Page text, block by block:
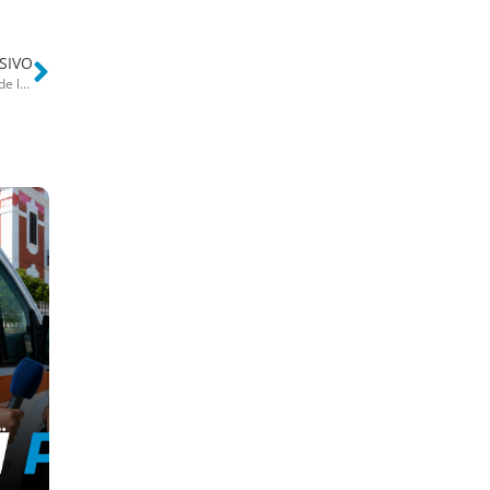
Bordello&breakfast sparsi nel Barese. Blitz a Valenzano: escort chiude la porta in faccia a Tino (1)